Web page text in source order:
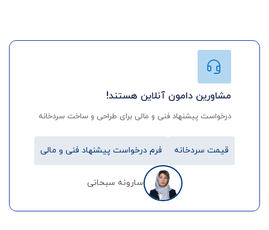
مشاورین دامون آنلاین هستند!
درخواست پیشنهاد فنی و مالی برای طراحی و ساخت سردخانه
قیمت سردخانه فرم درخواست پیشنهاد فنی و مالی
سارونه سبحانی